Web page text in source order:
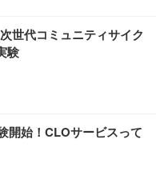
世代コミュニティサイク
験
開始！CLOサービスって